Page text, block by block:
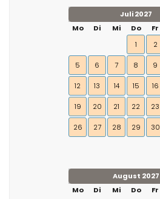
Juli 2027
Mo
Di Mi Do Fr
1
2
5 6 7 8 9
12 13 14 15 16
19 20 21 22 23
26 27 28 29 30
August 2027
Mo
Di Mi Do Fr